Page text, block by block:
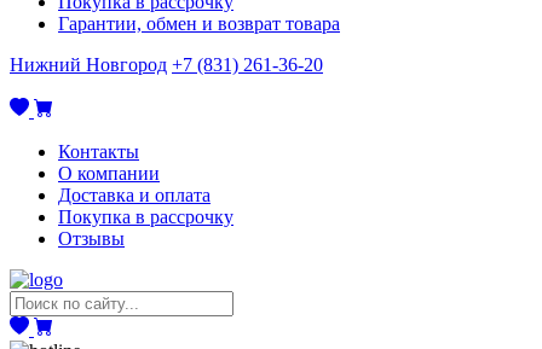
Гарантии, обмен и возврат товара
Нижний Новгород +7 (831) 261-36-20
Контакты
О компании
Доставка и оплата
Покупка в рассрочку
Отзывы